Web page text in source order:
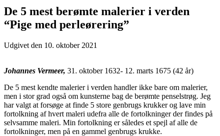
De 5 mest berømte malerier i verden
“Pige med perleørering”
Udgivet den 10. oktober 2021
Johannes Vermeer, 31. oktober 1632- 12. marts 1675 (42 år)
De 5 mest kendte malerier i verden handler ikke bare om malerier,
men i stor grad også om kunsterne bag de berømte penselstrøg. Jeg
har valgt at forsøge at finde 5 store genbrugs krukker og lave min
fortolkning af hvert maleri udefra alle de fortolkninger der findes på
selvsamme maleri. Min fortolkning er således et spejl af alle de
fortolkninger, men på en gammel genbrugs krukke.